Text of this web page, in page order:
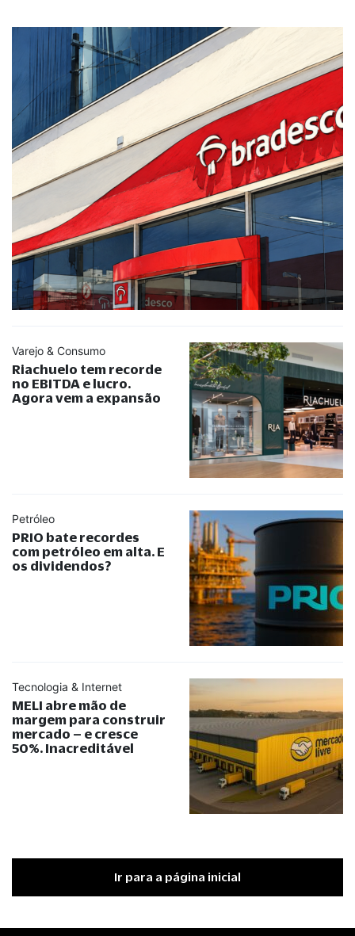
Varejo & Consumo
Riachuelo tem recorde
no EBITDA e lucro.
Agora vem a expansão
Petróleo
PRIO bate recordes
com petróleo em alta. E
os dividendos?
Tecnologia & Internet
MELI abre mão de
margem para construir
mercado – e cresce
50%. Inacreditável
Ir para a página inicial